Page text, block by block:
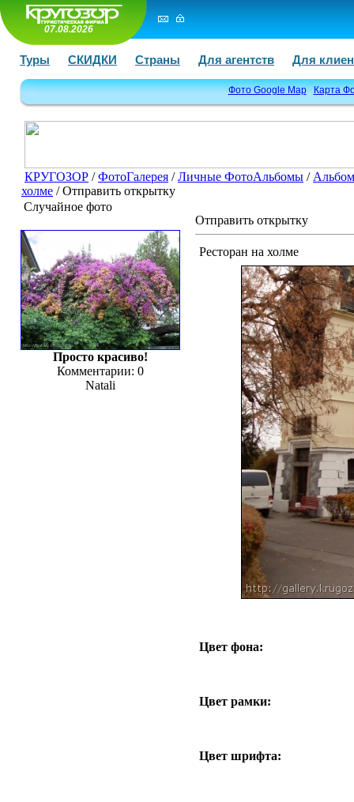
07.08.2026
Туры СКИДКИ Страны Для агентств Для
Фото Google Map Карта
КРУГОЗОР /ФотоГалерея /Личные ФотоАльбомы /
холме / Отправить открытку
Случайное фото
Просто красиво!
Комментарии: 0
Natali
Отправить открытку
Ресторан на холме
Цвет фона:
Цвет рамки:
Цвет шрифта: